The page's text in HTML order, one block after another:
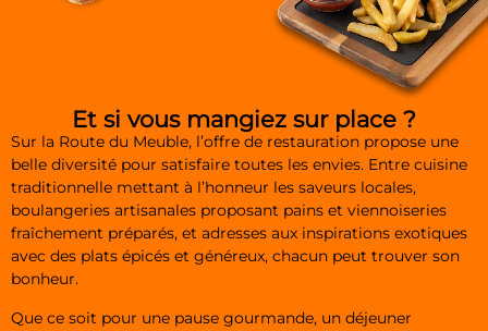
Et si vous mangiez sur place ?
Sur la Route du Meuble, l’offre de restauration propose une
belle diversité pour satisfaire toutes les envies. Entre cuisine
traditionnelle mettant à l’honneur les saveurs locales,
boulangeries artisanales proposant pains et viennoiseries
fraîchement préparés, et adresses aux inspirations exotiques
avec des plats épicés et généreux, chacun peut trouver son
bonheur.
Que ce soit pour une pause gourmande, un déjeuner